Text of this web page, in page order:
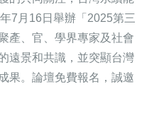
7月16日舉辦「2025第三
產、官、學界專家及社會
遠景和共識，並突顯台灣
果。論壇免費報名，誠邀